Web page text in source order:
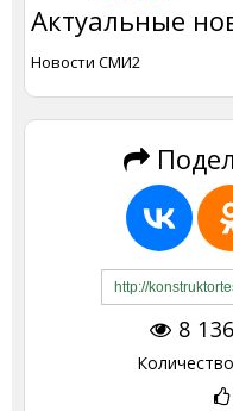
Актуальные
Новости СМИ2
8 136